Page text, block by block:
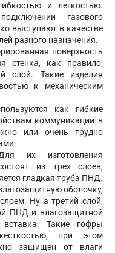
и легкостью.
газового
выступают в качестве
разного назначения.
поверхность
стенка, как правило,
слой. Такие изделия
к механическим
как гибкие
коммуникации в
или очень трудно
их изготовления
из трех слоев,
гладкая труба ПНД.
оболочку,
Ну а третий слой,
ПНД и влагозащитной
Такие гофры
при этом
защищен от влаги